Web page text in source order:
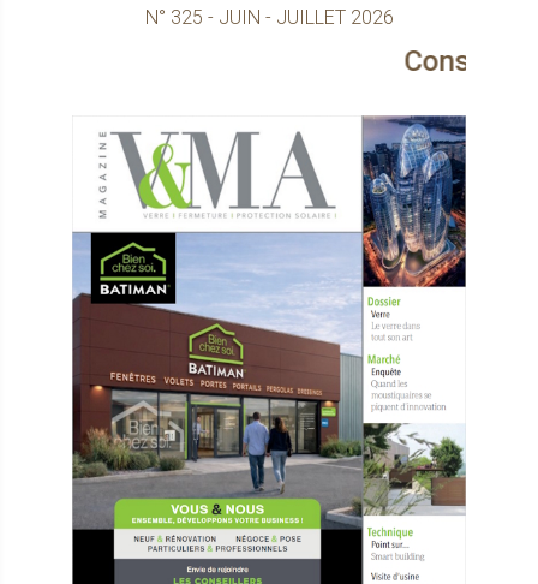
N° 325 - JUIN - JUILLET 2026
Consultez le